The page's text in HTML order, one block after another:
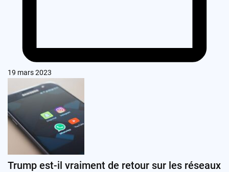
19 mars 2023
Trump est-il vraiment de retour sur les réseaux